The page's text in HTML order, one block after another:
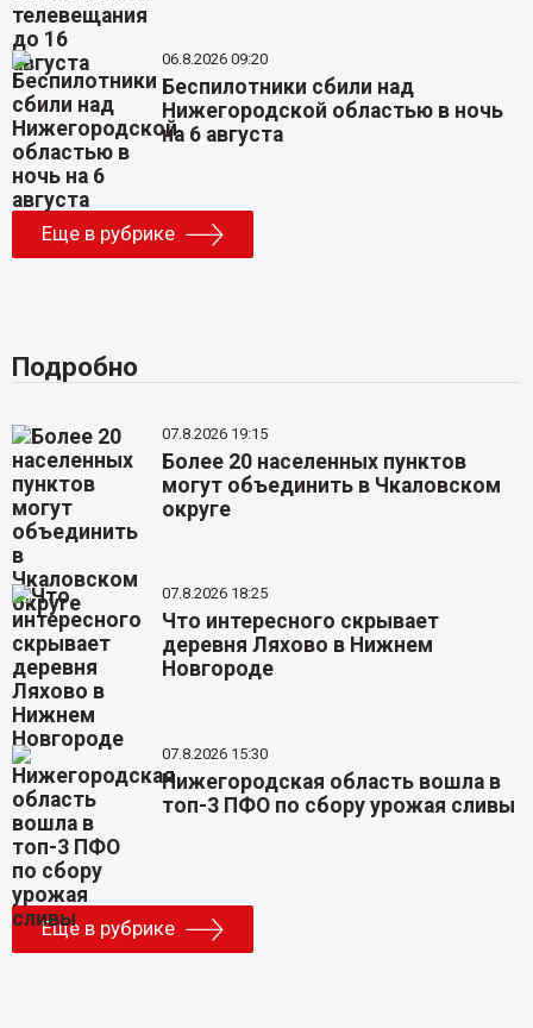
06.8.2026 09:20
Беспилотники сбили над
Нижегородской областью в ночь
на 6 августа
Еще в рубрике
Подробно
07.8.2026 19:15
Более 20 населенных пунктов
могут объединить в Чкаловском
округе
07.8.2026 18:25
Что интересного скрывает
деревня Ляхово в Нижнем
Новгороде
07.8.2026 15:30
Нижегородская область вошла в
топ-3 ПФО по сбору урожая сливы
Еще в рубрике